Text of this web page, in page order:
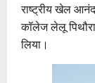
राष्ट्रीय खेल आनंद
कॉलेज लेलू
लिया।